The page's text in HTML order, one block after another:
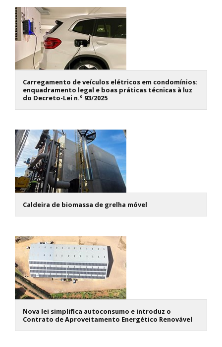
Carregamento de veículos elétricos em condomínios:
enquadramento legal e boas práticas técnicas à luz
do Decreto-Lei n.º 93/2025
Caldeira de biomassa de grelha móvel
Nova lei simplifica autoconsumo e introduz o
Contrato de Aproveitamento Energético Renovável